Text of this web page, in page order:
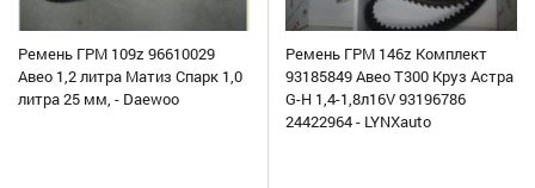
Ремень ГРМ 109z 96610029
Авео 1,2 литра Матиз Спарк 1,0
литра 25 мм, - Daewoo
Ремень ГРМ 146z Комплект
93185849 Авео Т300 Круз Астра
G-H 1,4-1,8л16V 93196786
24422964 - LYNXauto